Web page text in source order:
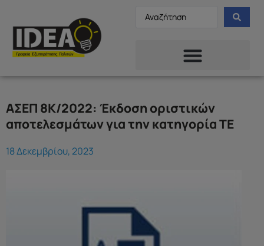
ΑΣΕΠ 8Κ/2022: Έκδοση οριστικών
αποτελεσμάτων για την κατηγορία ΤΕ
18 Δεκεμβρίου, 2023